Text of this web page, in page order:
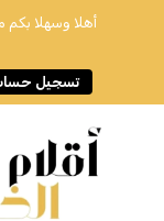
أهلا وسهلا بكم
تسجيل